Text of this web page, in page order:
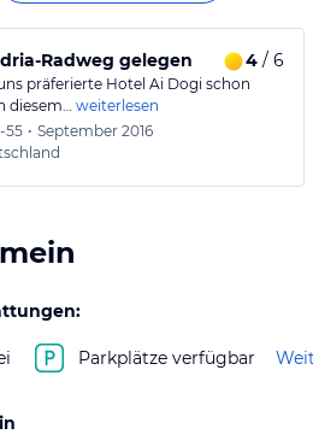
Radweg gelegen 4 / 6
präferierte Hotel Ai Dogi schon
diesem… weiterlesen
55 • September 2016
Parkplätze verfügbar